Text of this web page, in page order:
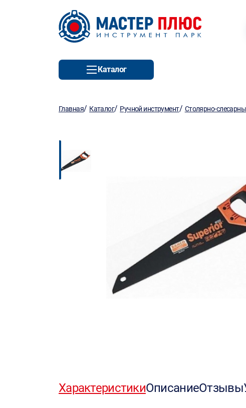
Каталог
Главная/ Каталог/ Ручной инструмент/ Столярно-
ХарактеристикиОписаниеОтзывы